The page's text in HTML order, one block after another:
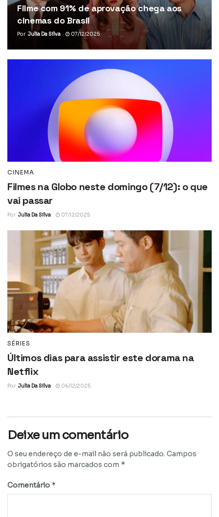
Filme com 91% de aprovação chega aos
cinemas do Brasil
Por Julia Da Silva 07/12/2025
CINEMA
Filmes na Globo neste domingo (7/12): o que
vai passar
Por Julia Da Silva 07/12/2025
SÉRIES
Últimos dias para assistir este dorama na
Netflix
Por Julia Da Silva 06/12/2025
Deixe um comentário
O seu endereço de e-mail não será publicado. Campos
obrigatórios são marcados com *
Comentário *